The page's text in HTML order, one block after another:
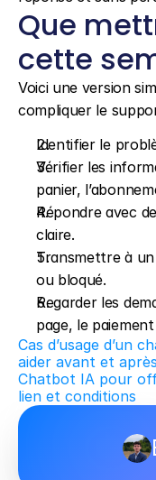
Que
cette
Voici une version
compliquer le
Identifier le
Vérifier les
panier,
Répondre avec
claire.
Transmettre à un
ou bloqué.
Regarder les
page, le
Cas d’usage d’un
aider avant et
Chatbot IA pour
lien et conditions